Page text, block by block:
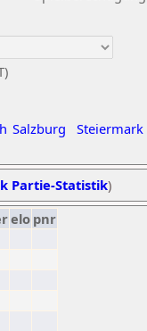
Salzburg Steiermark
Partie-Statistik)
elo pnr